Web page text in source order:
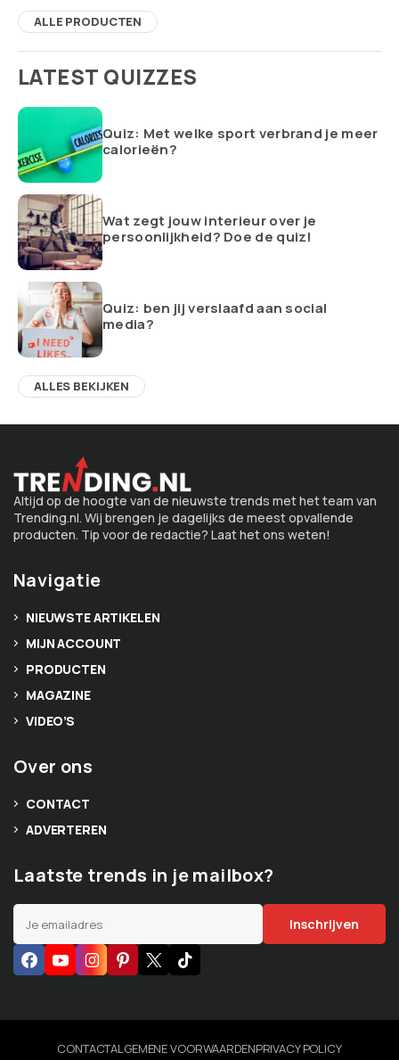
ALLE PRODUCTEN
LATEST QUIZZES
Quiz: Met welke sport verbrand je meer
calorieën?
Wat zegt jouw interieur over je
persoonlijkheid? Doe de quiz!
Quiz: ben jij verslaafd aan social
media?
ALLES BEKIJKEN
Altijd op de hoogte van de nieuwste trends met het team van
Trending.nl. Wij brengen je dagelijks de meest opvallende
producten. Tip voor de redactie? Laat het ons weten!
Navigatie
NIEUWSTE ARTIKELEN
MIJN ACCOUNT
PRODUCTEN
MAGAZINE
VIDEO’S
Over ons
CONTACT
ADVERTEREN
Laatste trends in je mailbox?
CONTACTALGEMENE VOORWAARDENPRIVACY POLICY